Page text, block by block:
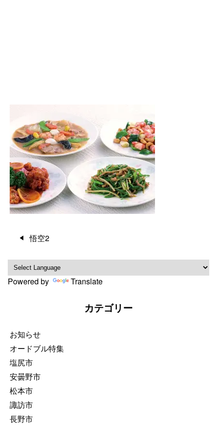
ナ
ビ
ゲ
ン
悟空2
Powered by Translate
カテゴリー
お知らせ
オードブル特集
塩尻市
安曇野市
松本市
諏訪市
長野市